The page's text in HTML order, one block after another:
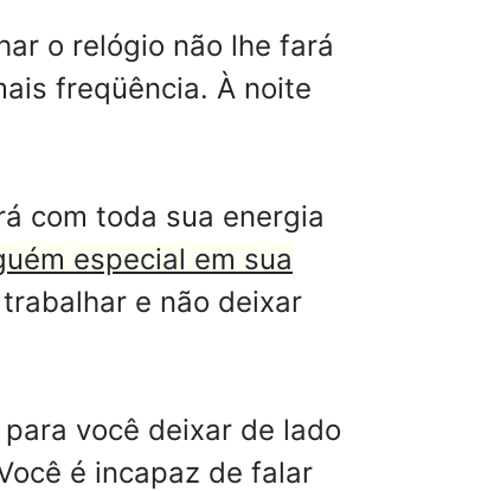
o relógio não lhe fará
freqüência. À noite
com toda sua energia
especial em sua
e não deixar
você deixar de lado
é incapaz de falar